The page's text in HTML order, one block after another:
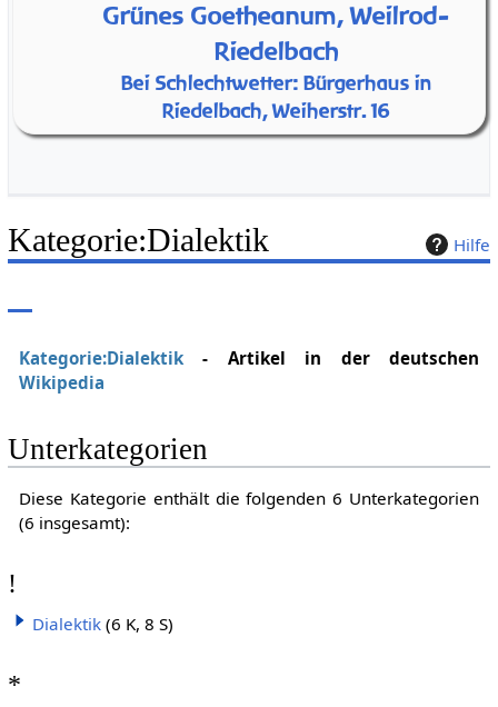
Grünes Goetheanum, Weilrod-
Riedelbach
Bei Schlechtwetter: Bürgerhaus in
Riedelbach, Weiherstr. 16
Hilfe
Kategorie:Dialektik
Kategorie:Dialektik- Artikel in der deutschen
Wikipedia
Unterkategorien
Diese Kategorie enthält die folgenden 6 Unterkategorien
(6 insgesamt):
!
Dialektik (6 K, 8 S)
*